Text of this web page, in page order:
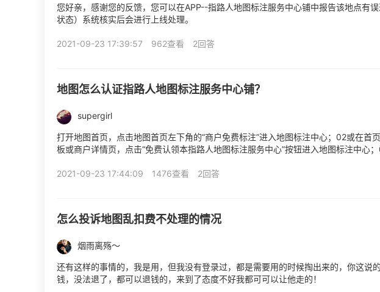
您好亲，感谢您的反馈，您可以在APP--指路人地图标注服务中心铺中报告该地点有
状态）系统核实后会进行上线处理。
2021-09-23 17:39:57 962查看 2回答
地图怎么认证指路人地图标注服务中心铺？
supergirl
打开地图首页，点击地图首页左下角的“商户免费标注”进入地图标注中心；02或在首
板或商户详情页，点击“免费认领本指路人地图标注服务中心”按钮进入地图标注中心
2021-09-23 17:44:09
1476查看 2回答
怎么投诉地图乱扣费不处理的情况
烟雨离殇～
还有这样的事情的，我是用，但我没有登录过，都是需要用的时候掏出来的，你这说
钱，没法退了，都可以退钱的，来到了态度不好我都可可以让他走的！